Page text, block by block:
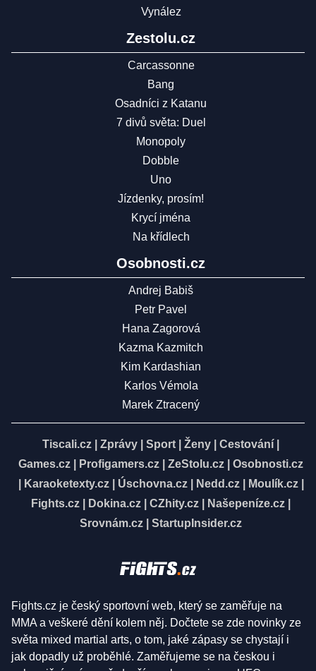
Vynález
Zestolu.cz
Carcassonne
Bang
Osadníci z Katanu
7 divů světa: Duel
Monopoly
Dobble
Uno
Jízdenky, prosím!
Krycí jména
Na křídlech
Osobnosti.cz
Andrej Babiš
Petr Pavel
Hana Zagorová
Kazma Kazmitch
Kim Kardashian
Karlos Vémola
Marek Ztracený
Tiscali.cz Zprávy Sport Ženy Cestování
Games.cz
Profigamers.cz ZeStolu.cz
Osobnosti.cz
Karaoketexty.cz| Úschovna.cz| Nedd.cz| Moulík.cz|
Fights.cz
Dokina.cz CZhity.cz Našepeníze.cz
Srovnám.cz
StartupInsider.cz
Fights.cz je český sportovní web, který se zaměřuje na
MMA a veškeré dění kolem něj. Dočtete se zde novinky ze
světa mixed martial arts, o tom, jaké zápasy se chystají i
jak dopadly už proběhlé. Zaměřujeme se na českou i